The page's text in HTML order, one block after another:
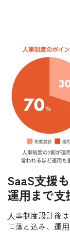
SaaS⽀援も
運⽤まで⽀
⼈事制度設計後
に落と込み、運